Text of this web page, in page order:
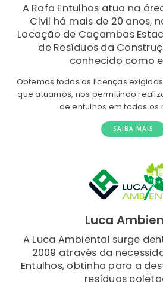
A Rafa Entulhos atua na
Civil há mais de 20 anos,
Locação de Caçambas
de Resíduos da
conhecido como
Obtemos todas as licenças
que atuamos, nos permitindo
de entulhos em todos os
SAIBA MAIS
Luca
A Luca Ambiental surge
2009 através da
Entulhos, obtinha para a
resíduos